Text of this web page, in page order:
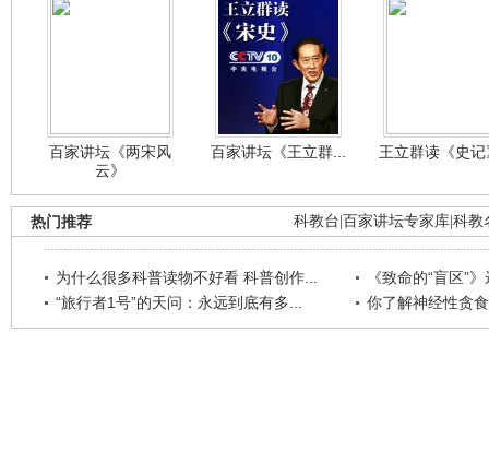
百家讲坛《两宋风
云》
百家讲坛《王立群... 王立群读《史
科教台|百家讲坛专家库|科教
热门推荐
为什么很多科普读物不好看 科普创作...
《致命的“盲区”
“旅行者1号”的天问：永远到底有多...
你了解神经性贪